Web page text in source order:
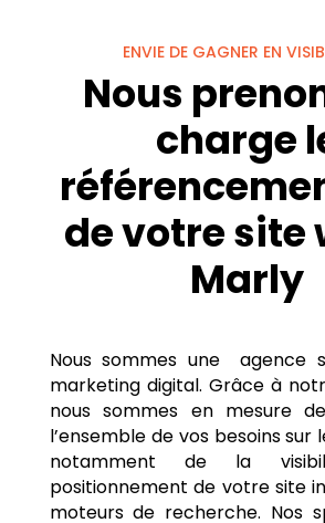
ENVIE DE GAGNER EN
Nous
charge
de votre site
Marly
Nous sommes une agence
marketing digital. Grâce à
nous sommes en mesure
l’ensemble de vos besoins sur
notamment de la
positionnement de votre site
moteurs de recherche. Nos